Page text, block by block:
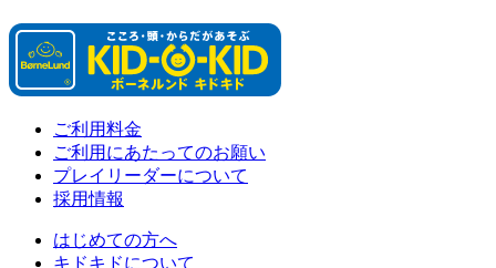
ご利用料金
ご利用にあたってのお願い
プレイリーダーについて
採用情報
はじめての方へ
キドキドについて